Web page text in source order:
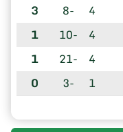
4
-8
3
4
-10
1
4
-21
1
1
-3
0